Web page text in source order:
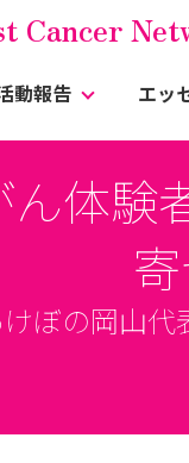
Cancer
動報告 エッ
体
ぼの岡山代